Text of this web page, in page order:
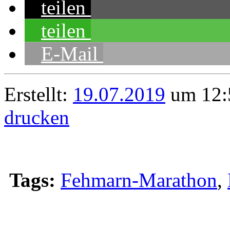
teilen
teilen
E-Mail
Erstellt: 19.07.2019 um
drucken
Tags: Fehmarn-Marathon,